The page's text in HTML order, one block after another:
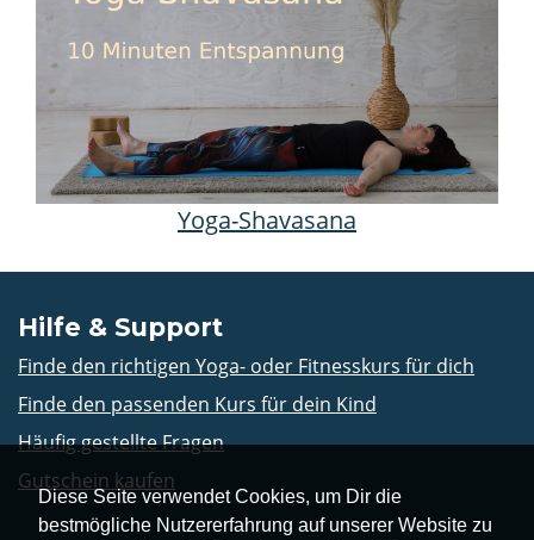
Diese Seite verwendet Cookies, um Dir die
bestmögliche Nutzererfahrung auf unserer Website zu
Yoga-Shavasana
Hilfe & Support
Finde den richtigen Yoga- oder Fitnesskurs für dich
Finde den passenden Kurs für dein Kind
Häufig gestellte Fragen
Gutschein kaufen